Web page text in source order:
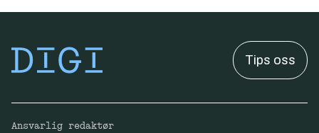
Tips oss
Ansvarlig redaktør